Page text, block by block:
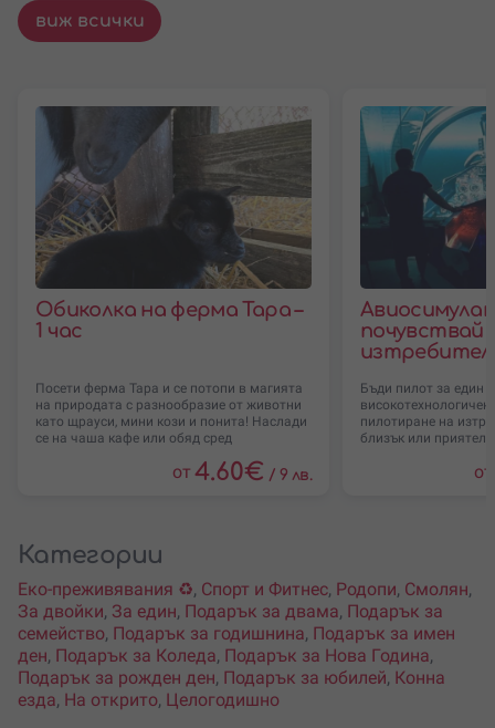
виж всички
Обиколка на ферма Тара –
1 час
Посети ферма Тара и се потопи в магията
на природата с разнообразие от животни
като щрауси, мини кози и понита! Наслади
се на чаша кафе или обяд сред
от 4.60€ / 9 лв.
почувствай
изтребител
Бъди пилот за един
пилотиране на
близък или приятел,
от
Категории
Еко-преживявания ♻️, Спорт и Фитнес, Родопи, Смолян,
За двойки, За един, Подарък за двама, Подарък за
семейство, Подарък за годишнина, Подарък за имен
ден, Подарък за Коледа, Подарък за Нова Година,
Подарък за рожден ден, Подарък за юбилей, Конна
езда, На открито, Целогодишно